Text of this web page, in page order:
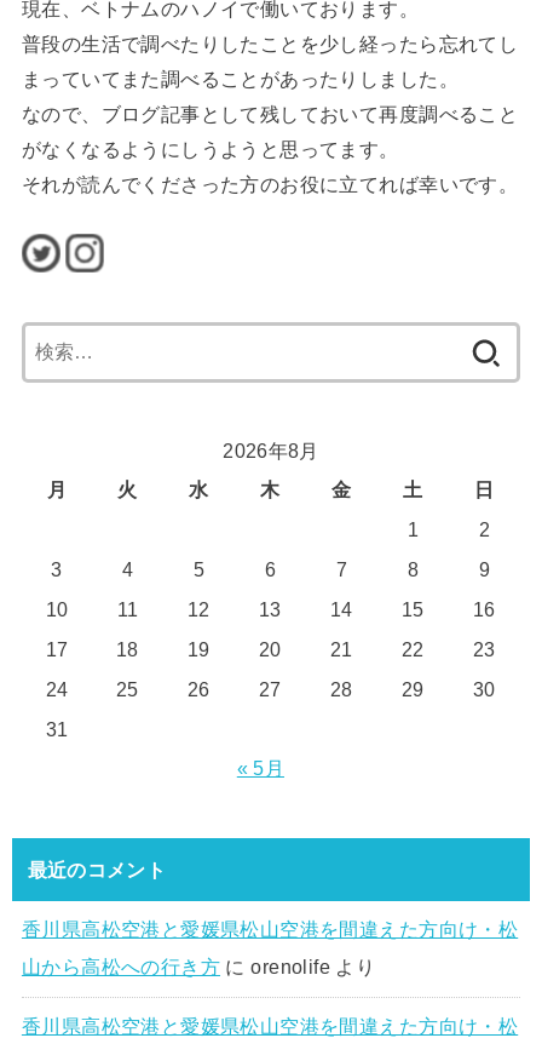
現在、ベトナムのハノイで働いております。
普段の生活で調べたりしたことを少し経ったら忘れてし
まっていてまた調べることがあったりしました。
なので、ブログ記事として残しておいて再度調べること
がなくなるようにしうようと思ってます。
それが読んでくださった方のお役に立てれば幸いです。
索:
2026年8月
月
火 水 木 金 土
日
1
2
3
4 5 6 7 8
9
10
11 12 13 14 15
16
17
18 19 20 21 22
23
24
25 26 27 28 29
30
31
« 5月
最近のコメント
香川県高松空港と愛媛県松山空港を間違えた方向け・松
山から高松への行き方 にorenolife より
香川県高松空港と愛媛県松山空港を間違えた方向け・松